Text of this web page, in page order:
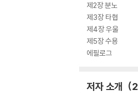
제2장 분노
제3장 타협
제4장 우울
제5장 수용
에필로그
저자 소개 2